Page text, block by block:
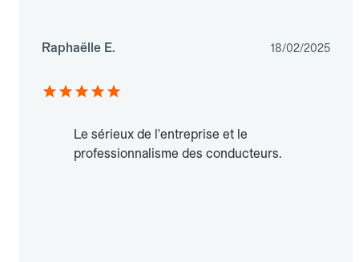
Raphaëlle E. 18/02/2025
Le sérieux de l'entreprise et le
professionnalisme des conducteurs.